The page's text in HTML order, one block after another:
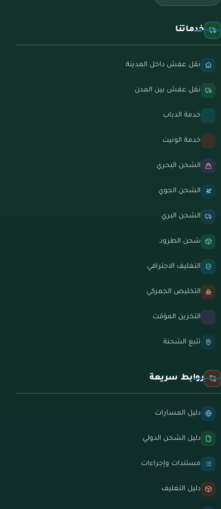
خدماتنا
نقل عفش داخل المدينة
نقل عفش بين المدن
خدمة الدباب
خدمة الونيت
الشحن البحري
الشحن الجوي
الشحن البري
شحن الطرود
التغليف الاحترافي
التخليص الجمركي
التخزين المؤقت
تتبع الشحنة
روابط سريعة
دليل المسارات
دليل الشحن الدولي
مستندات وإجراءات
دليل التغليف